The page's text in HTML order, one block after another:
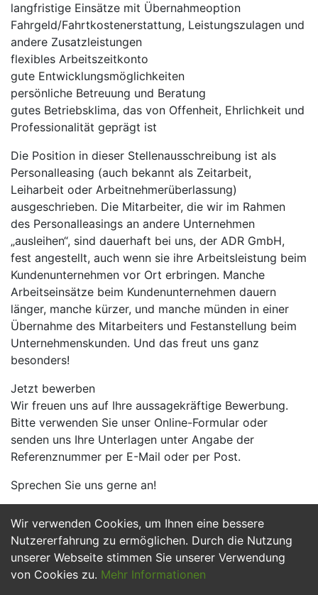
Wir verwenden Cookies, um Ihnen eine bessere
Nutzererfahrung zu ermöglichen. Durch die Nutzung
unserer Webseite stimmen Sie unserer Verwendung
von Cookies zu. Mehr Informationen
langfristige Einsätze mit Übernahmeoption
Fahrgeld/Fahrtkostenerstattung, Leistungszulagen und
andere Zusatzleistungen
flexibles Arbeitszeitkonto
gute Entwicklungsmöglichkeiten
persönliche Betreuung und Beratung
gutes Betriebsklima, das von Offenheit, Ehrlichkeit und
Professionalität geprägt ist
Die Position in dieser Stellenausschreibung ist als
Personalleasing (auch bekannt als Zeitarbeit,
Leiharbeit oder Arbeitnehmerüberlassung)
ausgeschrieben. Die Mitarbeiter, die wir im Rahmen
des Personalleasings an andere Unternehmen
„ausleihen“, sind dauerhaft bei uns, der ADR GmbH,
fest angestellt, auch wenn sie ihre Arbeitsleistung beim
Kundenunternehmen vor Ort erbringen. Manche
Arbeitseinsätze beim Kundenunternehmen dauern
länger, manche kürzer, und manche münden in einer
Übernahme des Mitarbeiters und Festanstellung beim
Unternehmenskunden. Und das freut uns ganz
besonders!
Jetzt bewerben
Wir freuen uns auf Ihre aussagekräftige Bewerbung.
Bitte verwenden Sie unser Online-Formular oder
senden uns Ihre Unterlagen unter Angabe der
Referenznummer per E-Mail oder per Post.
Sprechen Sie uns gerne an!
Jetzt Bewerben